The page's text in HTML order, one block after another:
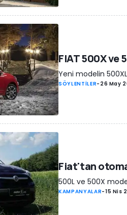
FIAT 500X ve
Yeni modelin
SÖYLENTİLER- 26 May
Fiat'tan
500L ve 500X
KAMPANYALAR-15 Nis